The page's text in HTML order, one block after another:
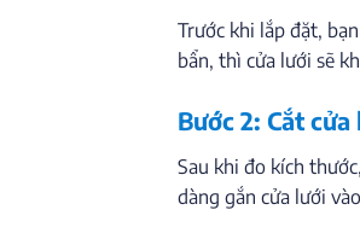
Trước khi lắp đặt,
bẩn, thì cửa lưới sẽ
Bước 2: Cắt
Sau khi đo kích
dàng gắn cửa lưới